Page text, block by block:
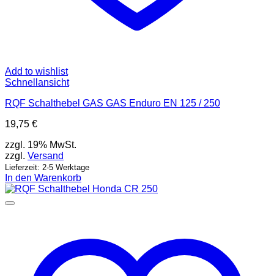
Add to wishlist
Schnellansicht
RQF Schalthebel GAS GAS Enduro EN 125 / 250
19,75 €
zzgl. 19% MwSt.
zzgl. Versand
Lieferzeit: 2-5 Werktage
In den Warenkorb